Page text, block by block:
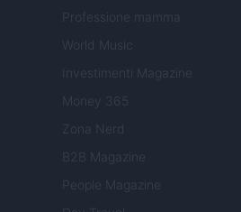
Professione mamma
World Music
Investimenti Magazine
Money 365
Zona Nerd
B2B Magazine
People Magazine